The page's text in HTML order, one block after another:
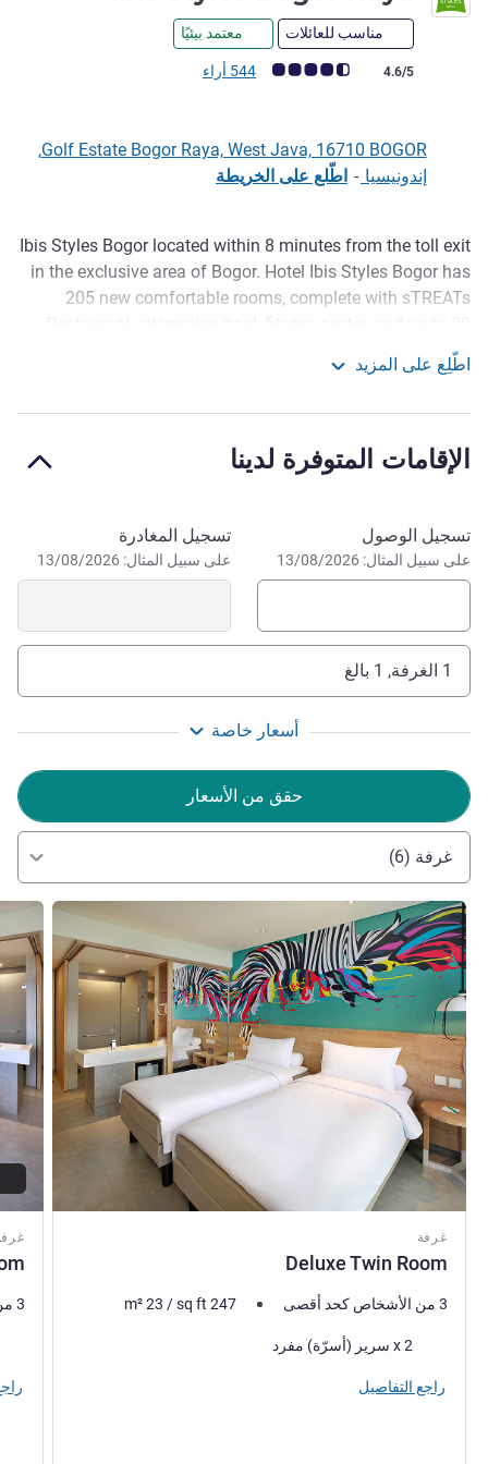
مناسب للعائلات معتمد بيئيًا
ملاحظة أراء العملاء (رأي ALL)
4.6/5 544 أراء
Golf Estate Bogor Raya, West Java, 16710 BOGOR,
إندونيسيا - اطّلع على الخريطة
الوصف
Ibis Styles Bogor located within 8 minutes from the toll exit
in the exclusive area of Bogor. Hotel Ibis Styles Bogor has
205 new comfortable rooms, complete with sTREATs
meeting rooms*, inclusing grand ballroom to facilitate
large meetings, weddings, or events. The modern 4-star
ibis Styles Bogor Raya, surrounded by the fresh nature of
also business gathering. Our Happy Mood Makers team
can't wait to welcome you!
إدارة الفندق Achmad SAFRUDIN
اطّلِع على المزيد
الإقامات المتوفرة لدينا
احجز في هذا الفندق
تسجيل الوصول
على سبيل المثال: 13/08/2026
تسجيل المغادرة
على سبيل المثال: 13/08/2026
1 الغرفة, 1 بالغ
أسعار خاصة
حقق من الأسعار
غرفة (6)
غرفة
Deluxe Twin Room
راجع التفاصيل
3 من الأشخاص كحد أقصى m²23 /sq ft 247
فرش السرير
2 x سرير (أسرّة) مفرد
راجع التفاصيل
راجع
3 من الأشخاص كحد أقصى